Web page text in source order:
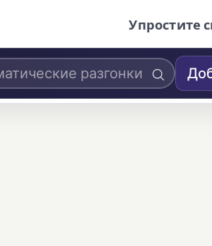
Упростите